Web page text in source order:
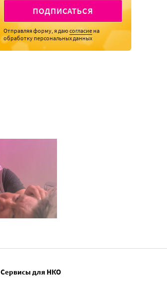
ПОДПИСАТЬСЯ
Отправляя форму, я даюсогласие на
обработку персональных данных
Сервисы для НКО